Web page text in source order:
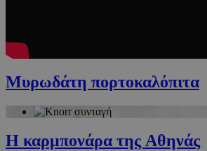
Μυρωδάτη πορτοκαλόπιτα
Η καρμπονάρα της Aθηνάς